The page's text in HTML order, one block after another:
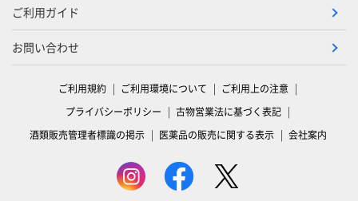
ご利用ガイド
お問い合わせ
ご利用規約 ご利用環境について
ご利用上の注意
プライバシーポリシー
古物営業法に基づく表記
酒類販売管理者標識の掲示
医薬品の販売に関する表示 会社案内